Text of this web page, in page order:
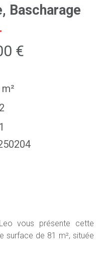
Bascharage
€
2
1
vous présente cette
surface de 81 m², située